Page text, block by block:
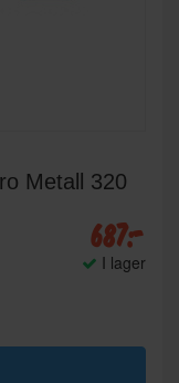
Metall 320
687:-
I lager